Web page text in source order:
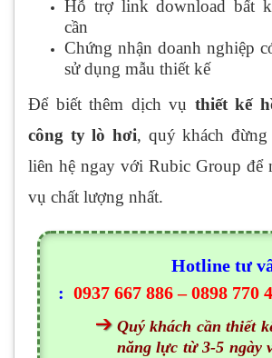
Hỗ trợ link download bất
cần
Chứng nhận doanh nghiệp
sử dụng mẫu thiết kế
Để biết thêm dịch vụ thiết kế
công ty lò hơi, quý khách
liên hệ ngay với Rubic Group để
vụ chất lượng nhất.
Hotline tư vấn
: 0937 667 886 – 0898 770
Quý khách cần thiết
năng lực từ 3-5 ngày